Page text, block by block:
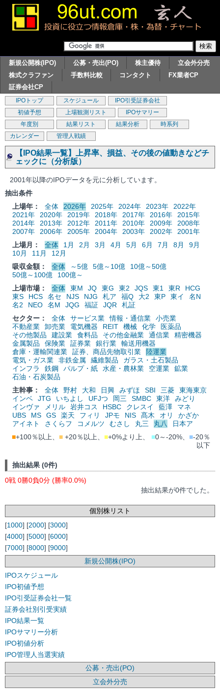
新規公開株(IPO) 公募・売出(PO) 株主優待
立会外分売
株式クラファン
手数料比較 コンタクト
FX業者CP
証券会社CP
IPOトップ スケジュール
IPO引受証券会社
初値予想
上場観測リスト
IPOサマリー
年度別
結果リスト 結果分析
時系列
カレンダー
管理人戦績
【IPO結果一覧】上昇率、損益、その後の値動きなどチ
ェックに（分析版）
2001年以降のIPOデータを元に分析しています。
抽出条件
上場年：
全体 2026年 2025年 2024年 2023年
2022年
2021年
2020年 2019年 2018年 2017年 2016年
2015年
2014年
2013年 2012年 2011年 2010年 2009年
2008年
2007年
2006年 2005年 2004年 2003年 2002年
2001年
上場月：
全体 1月 2月 3月 4月 5月 6月 7月 8月
9月
10月
11月
12月
吸収金額：
全体 ～5億 5億～10億
10億～50億
50億～100億
100億～
上場市場：
全体 東M JQ 東G 東2 JQS 東1 東R
HCG
東S
HCS 名セ NJS NJG 札ア 福Q 大2 東P 東イ
名N
名2
NEO 名M JQG 福証 JQR
札証
セクター：
全体 サービス業 情報・通信業
小売業
不動産業
卸売業 電気機器 REIT 機械 化学
医薬品
その他製品
建設業 食料品 その他金融業 通信業
精密機器
金属製品
保険業 証券業 銀行業
輸送用機器
倉庫・運輸関連業
証券、商品先物取引業
陸運業
電気・ガス業
非鉄金属 繊維製品
ガラス・土石製品
インフラ
鉄鋼 パルプ・紙 水産・農林業 空運業
鉱業
石油・石炭製品
主幹事：
全体 野村 大和 日興 みずほ SBI 三菱
東海東京
インベ
JTG いちよし UFJつ 岡三 SMBC 東洋
みどり
インヴァ
メリル 岩井コス HSBC クレスイ 藍澤
マネ
UBS
MS GS 楽天 フィリ JPモ NIS 髙木 オリ
かざか
アイネト
さくらフ コメルツ むさし 丸三 丸八
日本ア
■+100％以上、 ■ +20％以上、 ■+0%より上、 ■0～-20%、 ■-20％
以下
抽出結果 (0件)
0戦 0勝0負0分 (勝率0.0%)
抽出結果が0件でした。
個別株リスト
[1000] [2000] [3000]
[4000] [5000] [6000]
[7000] [8000] [9000]
新規公開株(IPO)
IPOスケジュール
IPO初値予想
IPO引受証券会社一覧
証券会社別引受実績
IPO結果一覧
IPOサマリー分析
IPO初値分析
IPO管理人当選実績
公募・売出(PO)
立会外分売